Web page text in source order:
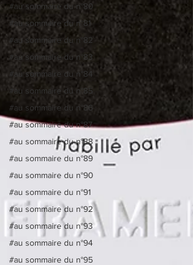
#au sommaire du n°80
#au sommaire du n°81
#au sommaire du n°82
#au sommaire du n°83
#au sommaire du n°84
#au sommaire du n°85
#au sommaire du n°86
#au sommaire du n°87
#au sommaire du n°88
#au sommaire du n°89
#au sommaire du n°90
#au sommaire du n°91
#au sommaire du n°92
#au sommaire du n°93
#au sommaire du n°94
#au sommaire du n°95